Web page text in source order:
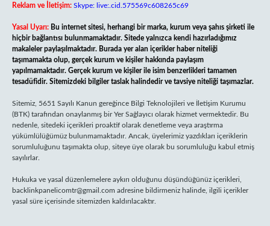
Reklam ve İletişim: Skype: live:.cid.575569c608265c69
Yasal Uyarı: Bu internet sitesi, herhangi bir marka, kurum veya şahıs şirketi ile
hiçbir bağlantısı bulunmamaktadır. Sitede yalnızca kendi hazırladığımız
makaleler paylaşılmaktadır. Burada yer alan içerikler haber niteliği
taşımamakta olup, gerçek kurum ve kişiler hakkında paylaşım
yapılmamaktadır. Gerçek kurum ve kişiler ile isim benzerlikleri tamamen
tesadüfidir. Sitemizdeki bilgiler taslak halindedir ve tavsiye niteliği taşımazlar.
Sitemiz, 5651 Sayılı Kanun gereğince Bilgi Teknolojileri ve İletişim Kurumu
(BTK) tarafından onaylanmış bir Yer Sağlayıcı olarak hizmet vermektedir. Bu
nedenle, sitedeki içerikleri proaktif olarak denetleme veya araştırma
yükümlülüğümüz bulunmamaktadır. Ancak, üyelerimiz yazdıkları içeriklerin
sorumluluğunu taşımakta olup, siteye üye olarak bu sorumluluğu kabul etmiş
sayılırlar.
Hukuka ve yasal düzenlemelere aykırı olduğunu düşündüğünüz içerikleri,
backlinkpanelicomtr@gmail.com adresine bildirmeniz halinde, ilgili içerikler
yasal süre içerisinde sitemizden kaldırılacaktır.